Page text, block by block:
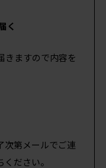
く
きますので内容を
次第メールでご連
ださい。